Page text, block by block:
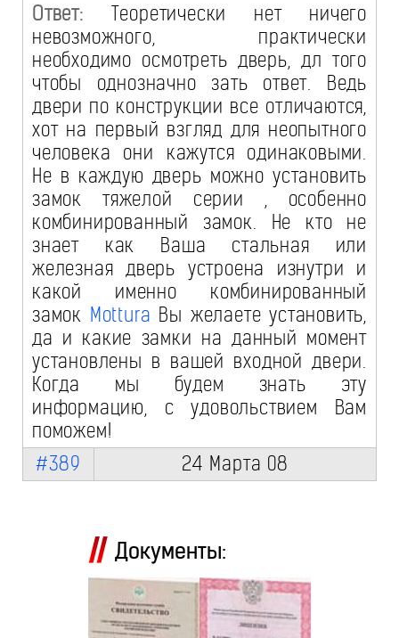
Ответ: Теоретически нет ничего
невозможного, практически
необходимо осмотреть дверь, дл того
чтобы однозначно зать ответ. Ведь
двери по конструкции все отличаются,
хот на первый взгляд для неопытного
человека они кажутся одинаковыми.
Не в каждую дверь можно установить
замок тяжелой серии , особенно
комбинированный замок. Не кто не
знает как Ваша стальная или
железная дверь устроена изнутри и
какой именно комбинированный
замок Mottura Вы желаете установить,
да и какие замки на данный момент
установлены в вашей входной двери.
Когда мы будем знать эту
информацию, с удовольствием Вам
поможем!
#389
24 Марта 08
Документы: